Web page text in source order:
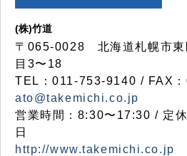
(株)竹道
〒065-0028 北海道札幌市東
目3〜18
TEL：011-753-9140 / FAX
ato@takemichi.co.jp
営業時間：8:30〜17:30 / 定
日
http://www.takemichi.co.jp